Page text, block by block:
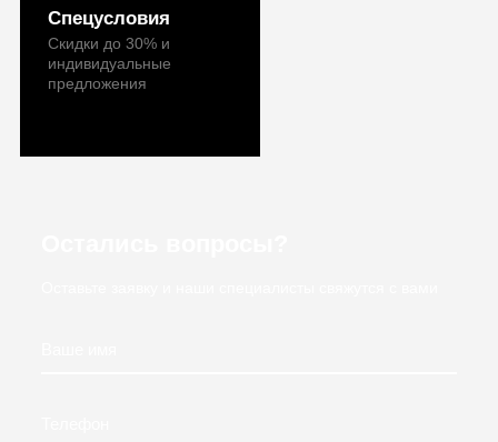
Спецусловия
Скидки до 30% и
индивидуальные
предложения